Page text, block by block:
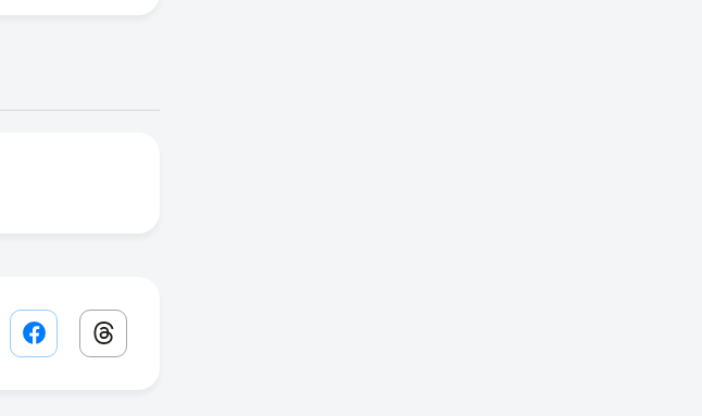
Facebook share link
Threads share link